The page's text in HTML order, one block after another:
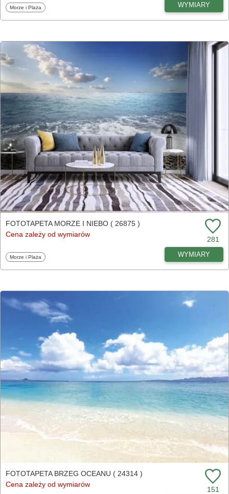
Fototapety
Morze i Plaża WYMIARY
FOTOTAPETA MORZE I NIEBO ( 26875 )
Cena zależy od wymiarów
281
Fototapety
Morze i Plaża WYMIARY
FOTOTAPETA BRZEG OCEANU ( 24314 )
Cena zależy od wymiarów
151